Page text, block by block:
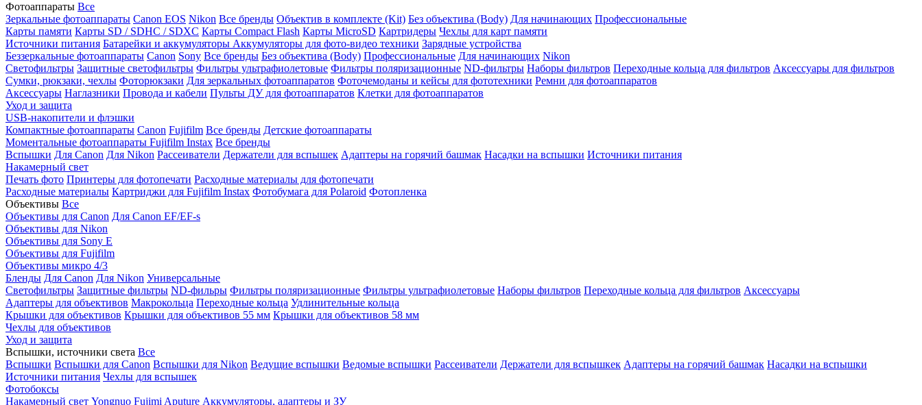
Фотоаппараты Все
Зеркальные фотоаппараты Canon EOS Nikon Все бренды Объектив в комплекте (Kit) Без объектива (Body) Для начинающих Профессиональные
Карты памяти Карты SD / SDHC / SDXC Карты Compact Flash Карты MicroSD Картридеры Чехлы для карт памяти
Источники питания Батарейки и аккумуляторы Аккумуляторы для фото-видео техники Зарядные устройства
Беззеркальные фотоаппараты Canon Sony Все бренды Без объектива (Body) Профессиональные Для начинающих Nikon
Светофильтры Защитные светофильтры Фильтры ультрафиолетовые Фильтры поляризационные ND-фильтры Наборы фильтров Переходные кольца для фильтров Аксессуары для фильтров
Сумки, рюкзаки, чехлы Фоторюкзаки Для зеркальных фотоаппаратов Фоточемоданы и кейсы для фототехники Ремни для фотоаппаратов
Аксессуары Наглазники Провода и кабели Пульты ДУ для фотоаппаратов Клетки для фотоаппаратов
Уход и защита
USB-накопители и флэшки
Компактные фотоаппараты Canon Fujifilm Все бренды Детские фотоаппараты
Моментальные фотоаппараты Fujifilm Instax Все бренды
Вспышки Для Canon Для Nikon Рассеиватели Держатели для вспышек Адаптеры на горячий башмак Насадки на вспышки Источники питания
Накамерный свет
Печать фото Принтеры для фотопечати Расходные материалы для фотопечати
Расходные материалы Картриджи для Fujifilm Instax Фотобумага для Polaroid Фотопленка
Объективы Все
Объективы для Canon Для Canon EF/EF-s
Объективы для Nikon
Объективы для Sony E
Объективы для Fujifilm
Объективы микро 4/3
Бленды Для Canon Для Nikon Универсальные
Светофильтры Защитные фильтры ND-фильры Фильтры поляризационные Фильтры ультрафиолетовые Наборы фильтров Переходные кольца для фильтров Аксессуары
Адаптеры для объективов Макрокольца Переходные кольца Удлинительные кольца
Крышки для объективов Крышки для объективов 55 мм Крышки для объективов 58 мм
Чехлы для объективов
Уход и защита
Вспышки, источники света Все
Вспышки Вспышки для Canon Вспышки для Nikon Ведущие вспышки Ведомые вспышки Рассеиватели Держатели для вспышкек Адаптеры на горячий башмак Насадки на вспышки
Источники питания Чехлы для вспышек
Фотобоксы
Накамерный свет Yongnuo Fujimi Aputure Аккумуляторы, адаптеры и ЗУ